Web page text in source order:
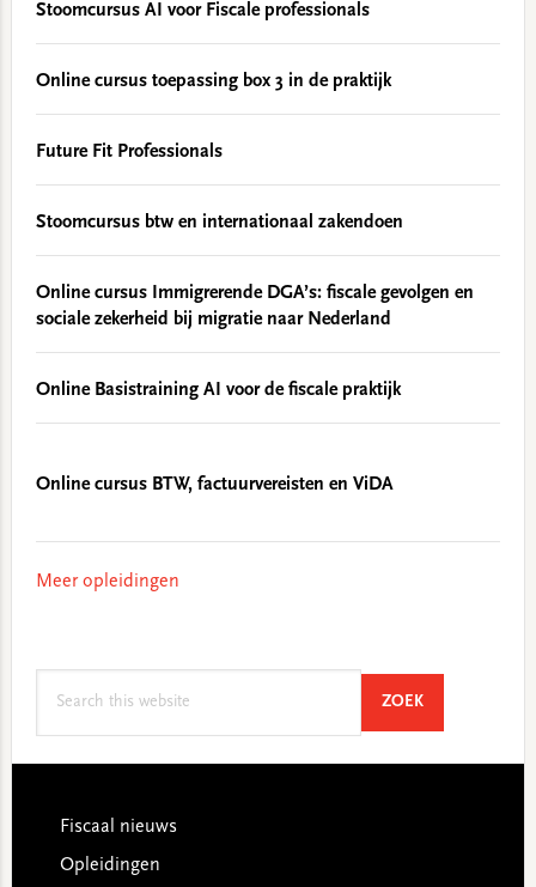
Stoomcursus AI voor Fiscale professionals
Online cursus toepassing box 3 in de praktijk
Future Fit Professionals
Stoomcursus btw en internationaal zakendoen
Online cursus Immigrerende DGA’s: fiscale gevolgen en
sociale zekerheid bij migratie naar Nederland
Online Basistraining AI voor de fiscale praktijk
Online cursus BTW, factuurvereisten en ViDA
Meer opleidingen
ZOEKSEARCH
Footer
Fiscaal nieuws
Opleidingen